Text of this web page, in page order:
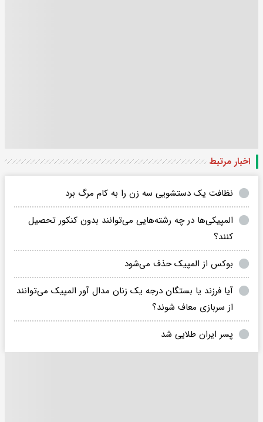
اخبار مرتبط
نظافت یک دستشویی سه زن را به کام مرگ برد
المپیکی‌ها در چه رشته‌هایی می‌توانند بدون کنکور تحصیل
کنند؟
بوکس از المپیک حذف می‌شود
آیا فرزند یا بستگان درجه یک زنان مدال آور المپیک می‌توانند
از سربازی معاف شوند؟
پسر ایران طلایی شد